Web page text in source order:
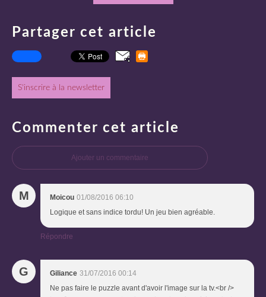
Partager cet article
S'inscrire à la newsletter
Commenter cet article
Ajouter un commentaire
M Moicou 01/08/2016 06:10
Logique et sans indice tordu! Un jeu bien agréable.
Répondre
G Giliance 31/07/2016 00:14
Ne pas faire le puzzle avant d'avoir l'image sur la tv.<br />